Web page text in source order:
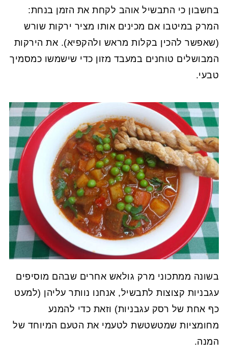
בחשבון כי התבשיל אוהב לקחת את הזמן בנחת:
המרק במיטבו אם מכינים אותו מציר ירקות שורש
(שאפשר להכין בקלות מראש ולהקפיא). את הירקות
המבושלים טוחנים במעבד מזון כדי שישמשו כמסמיך
טבעי.
בשונה ממתכוני מרק גולאש אחרים שבהם מוסיפים
עגבניות קצוצות לתבשיל, אנחנו נוותר עליהן (למעט
כף אחת של רסק עגבניות) וזאת כדי להמנע
מחומציות שמטשטשת לטעמי את הטעם המיוחד של
המנה.